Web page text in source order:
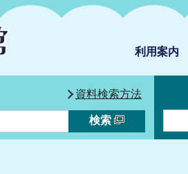
利用案内
資料検索方法
検索